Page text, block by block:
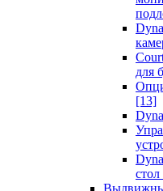
для
[13]
стол